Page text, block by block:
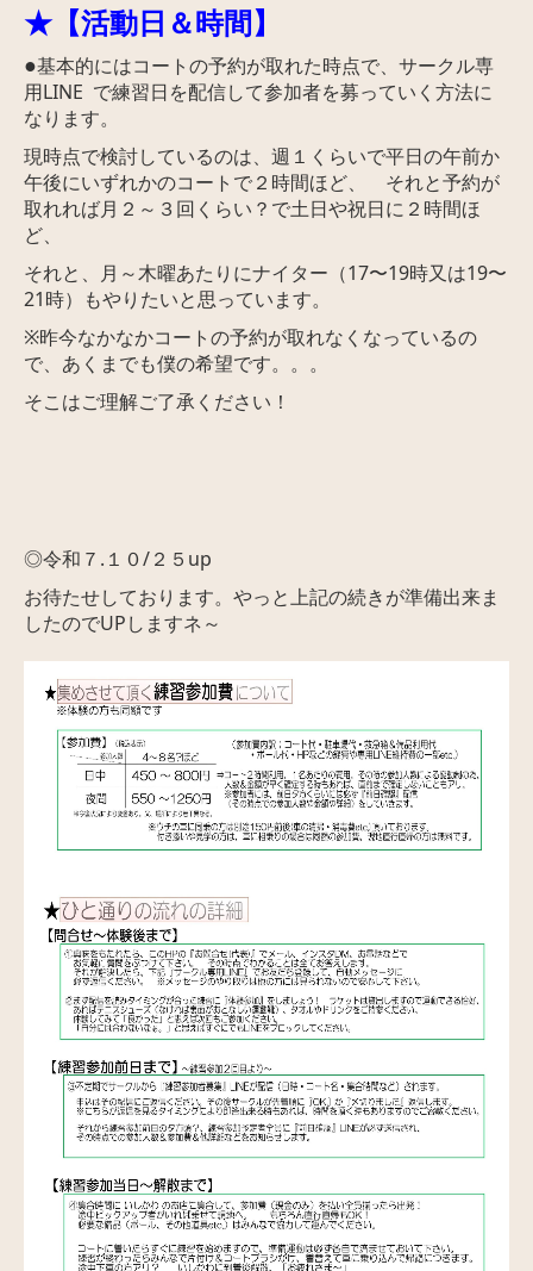
★【活動日＆時間】
●基本的にはコートの予約が取れた時点で、サークル専
用LINE で練習日を配信して参加者を募っていく方法に
なります。
現時点で検討しているのは、週１ くらいで平日の午前か
午後にいずれかのコートで２時間ほど、 それと予約が
取れれば月２～３回くらい？で土日や祝日に２時間ほ
ど、
それと、月～木曜あたりにナイター（17〜19時又は19〜
21時）もやりたいと思っています。
※昨今なかなかコートの予約が取れなくなっているの
で、あくまでも僕の希望です。。。
そこはご理解ご了承ください！
◎令和７.１０/２５up
お待たせしております。やっと上記の続きが準備出来ま
したのでUPしますネ～